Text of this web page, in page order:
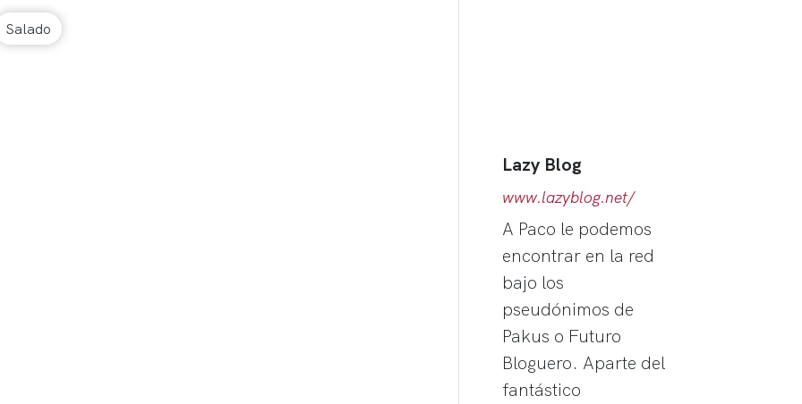
Salado
Lazy Blog
www.lazyblog.net/
A Paco le podemos
encontrar en la red
bajo los
pseudónimos de
Pakus o Futuro
Bloguero. Aparte del
fantástico